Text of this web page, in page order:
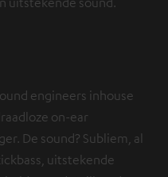
engineers inhouse
on-ear
De sound? Subliem, al
uitstekende